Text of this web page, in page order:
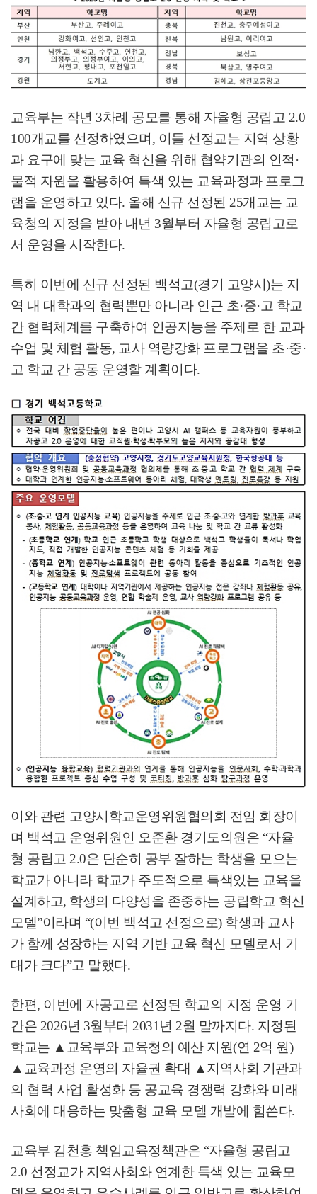
교육부는 작년 3차례 공모를 통해 자율형 공립고 2.0
100개교를 선정하였으며 , 이들 선정교는 지역 상황
과 요구에 맞는 교육 혁신을 위해 협약기관의 인적 ·
물적 자원을 활용하여 특색 있는 교육과정과 프로그
램을 운영하고 있다. 올해 신규 선정된 25개교는 교
육청의 지정을 받아 내년 3월부터 자율형 공립고로
서 운영을 시작한다.
특히 이번에 신규 선정된 백석고(경기 고양시 )는 지
역 내 대학과의 협력뿐만 아니라 인근 초·중·고 학교
간 협력체계를 구축하여 인공지능을 주제로 한 교과
수업 및 체험 활동, 교사 역량강화 프로그램을 초·중·
고 학교 간 공동 운영할 계획이다.
이와 관련 고양시학교운영위원협의회 전임 회장이
며 백석고 운영위원인 오준환 경기도의원은 “자율
형 공립고 2.0은 단순히 공부 잘하는 학생을 모으는
학교가 아니라 학교가 주도적으로 특색있는 교육을
설계하고, 학생의 다양성을 존중하는 공립학교 혁신
모델”이라며 “(이번 백석고 선정으로) 학생과 교사
가 함께 성장하는 지역 기반 교육 혁신 모델로서 기
대가 크다”고 말했다.
한편, 이번에 자공고로 선정된 학교의 지정 운영 기
간은 2026년 3월부터 2031 년 2월 말까지다. 지정된
학교는 ▲ 교육부와 교육청의 예산 지원(연 2억 원)
▲ 교육과정 운영의 자율권 확대 ▲지역사회 기관과
의 협력 사업 활성화 등 공교육 경쟁력 강화와 미래
사회에 대응하는 맞춤형 교육 모델 개발에 힘쓴다.
교육부 김천홍 책임교육정책관은 “자율형 공립고
2.0 선정교가 지역사회와 연계한 특색 있는 교육모